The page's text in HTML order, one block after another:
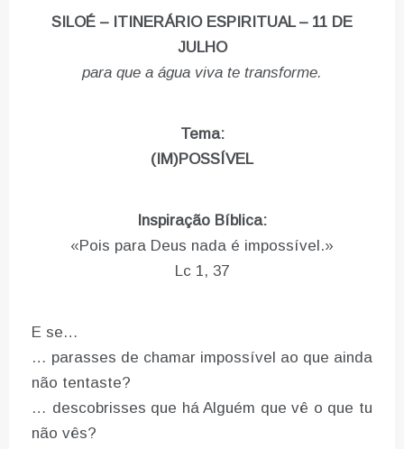
SILOÉ – ITINERÁRIO ESPIRITUAL – 11 DE
JULHO
para que a água viva te transforme.
Tema:
(IM)POSSÍVEL
Inspiração Bíblica:
«Pois para Deus nada é impossível.»
Lc 1, 37
E se…
… parasses de chamar impossível ao que ainda
não tentaste?
… descobrisses que há Alguém que vê o que tu
não vês?